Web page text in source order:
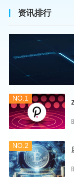
资讯排行
NO.1
NO.2